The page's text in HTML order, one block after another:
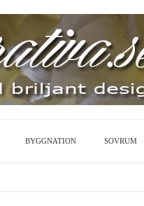
BYGGNATION SOVRUM